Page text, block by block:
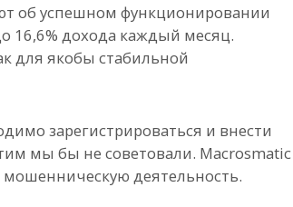
об успешном функционировании
16,6% дохода каждый месяц.
для якобы стабильной
зарегистрироваться и внести
мы бы не советовали. Macrosmatic
деятельность.